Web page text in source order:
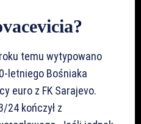
temu wytypowano
letniego Bośniaka
euro z FK Sarajevo.
24 kończył z